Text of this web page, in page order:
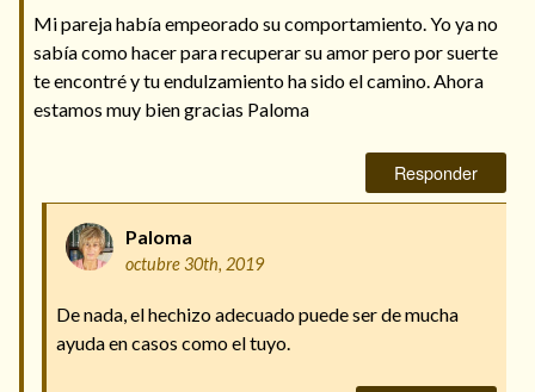
Mi pareja había empeorado su comportamiento. Yo ya no
sabía como hacer para recuperar su amor pero por suerte
te encontré y tu endulzamiento ha sido el camino. Ahora
estamos muy bien gracias Paloma
Responder
Paloma
octubre 30th, 2019
De nada, el hechizo adecuado puede ser de mucha
ayuda en casos como el tuyo.